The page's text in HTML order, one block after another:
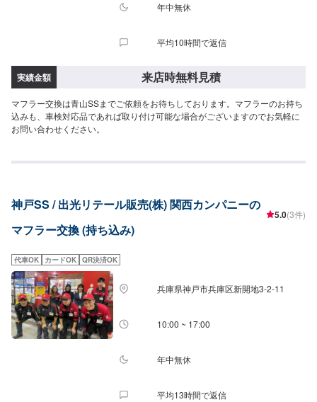
年中無休
平均10時間で返信
実績金額 来店時無料見積
マフラー交換は青山SSまでご依頼をお待ちしております。マフラーのお持ち
込みも、車検対応品であれば取り付け可能な場合がございますのでお気軽に
お問い合わせください。
神戸SS / 出光リテール販売(株) 関西カンパニーの
マフラー交換 (持ち込み)
5.0(3件)
代車OK カードOK QR決済OK
兵庫県神戸市兵庫区新開地3-2-11
10:00 ~ 17:00
年中無休
平均13時間で返信